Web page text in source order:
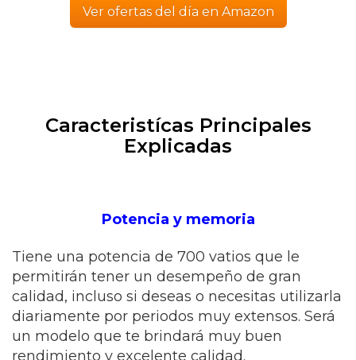
Ver ofertas del día en Amazon
Caracteristícas Principales
Explicadas
Potencia y memoria
Tiene una potencia de 700 vatios que le
permitirán tener un desempeño de gran
calidad, incluso si deseas o necesitas utilizarla
diariamente por periodos muy extensos. Será
un modelo que te brindará muy buen
rendimiento y excelente calidad.